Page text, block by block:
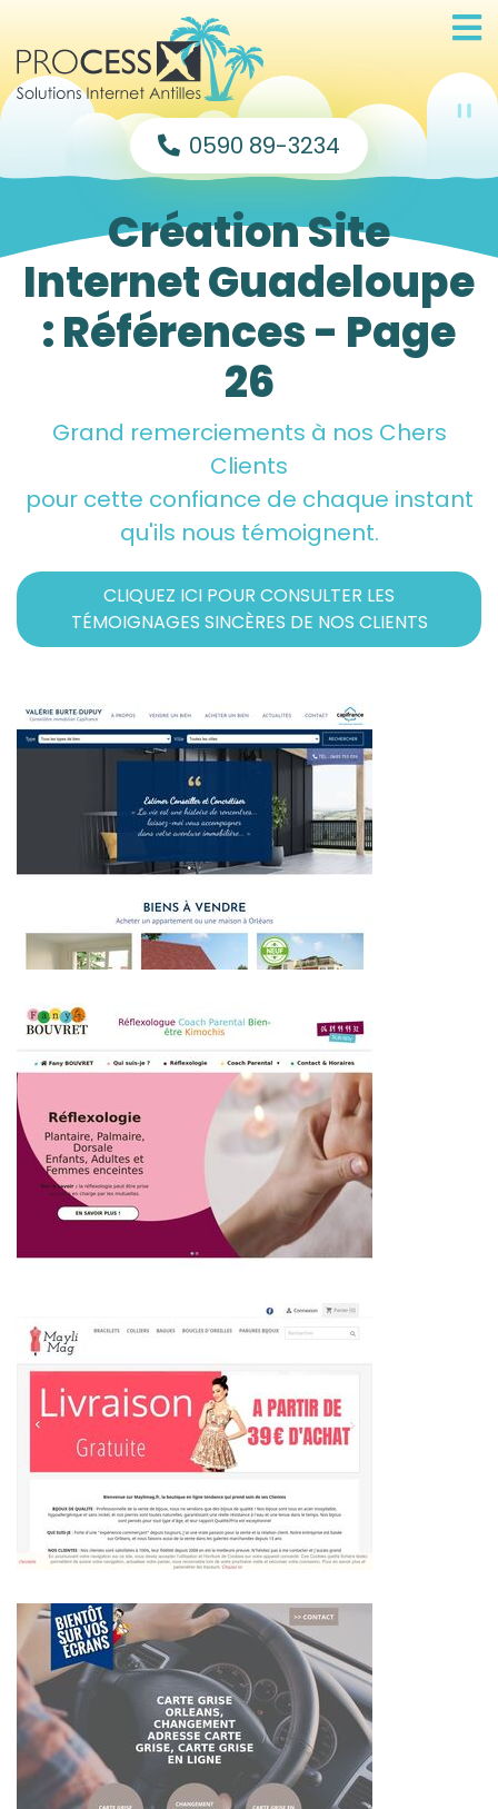
0590 89-3234
Création Site
Internet Guadeloupe
: Références - Page
26
Grand remerciements à nos Chers
Clients
pour cette confiance de chaque instant
qu'ils nous témoignent.
CLIQUEZ ICI POUR CONSULTER LES
TÉMOIGNAGES SINCÈRES DE NOS CLIENTS